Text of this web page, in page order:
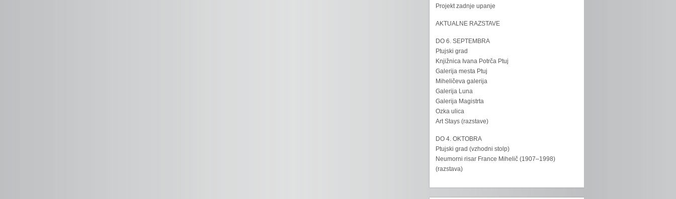
Projekt zadnje upanje
AKTUALNE RAZSTAVE
DO 6. SEPTEMBRA
Ptujski grad
Knjižnica Ivana Potrča Ptuj
Galerija mesta Ptuj
Miheličeva galerija
Galerija Luna
Galerija Magistrta
Ozka ulica
Art Stays (razstave)
DO 4. OKTOBRA
Ptujski grad (vzhodni stolp)
Neumorni risar France Mihelič (1907–1998)
(razstava)